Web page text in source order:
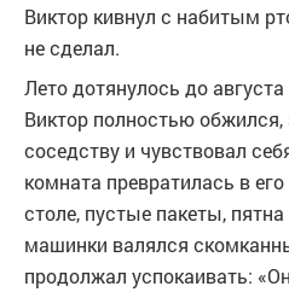
Виктор кивнул с набитым
не сделал.
Лето дотянулось до
Виктор полностью обжился,
соседству и чувствовал
комната превратилась в
столе, пустые пакеты,
машинки валялся
продолжал успокаивать: